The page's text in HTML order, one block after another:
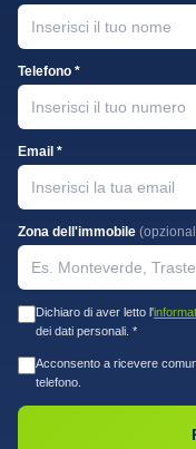
Telefono *
Email *
Zona dell'immobile
Dichiaro di aver letto l'
dei dati personali. *
Acconsento a ricevere
telefono.